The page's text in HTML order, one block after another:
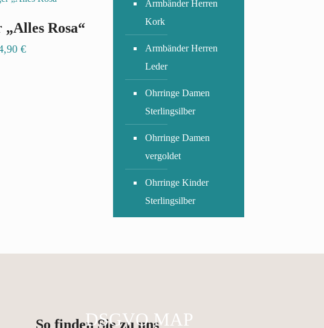
Rosa“
€
Armbänder Herren
Kork
Armbänder Herren
Leder
Ohrringe Damen
Sterlingsilber
Ohrringe Damen
vergoldet
Ohrringe Kinder
Sterlingsilber
So finden Sie zu uns
DSGVO MAP